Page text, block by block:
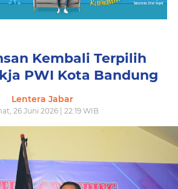
Kembali Terpilih
PWI Kota Bandung
Lentera Jabar
26 Juni 2026 | 22:19 WIB